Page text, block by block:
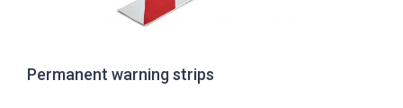
Permanent warning strips